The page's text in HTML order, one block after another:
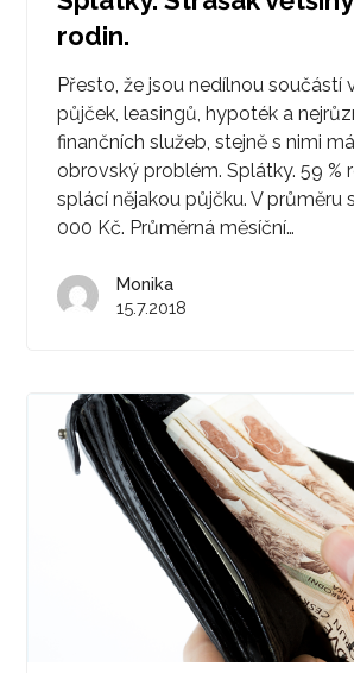
rodin.
Přesto, že jsou nedílnou součástí
půjček, leasingů, hypoték a
finančních služeb, stejně s nimi
obrovský problém. Splátky. 59 %
splácí nějakou půjčku. V průměru
000 Kč. Průměrná měsíční…
Monika
15.7.2018